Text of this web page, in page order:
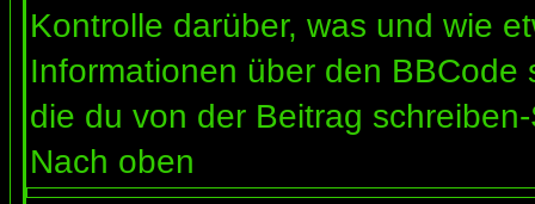
Kontrolle darüber, was und wie
Informationen über den
die du von der Beitrag
Nach oben